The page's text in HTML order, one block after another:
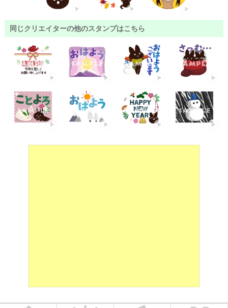
同じクリエイターの他のスタンプはこちら